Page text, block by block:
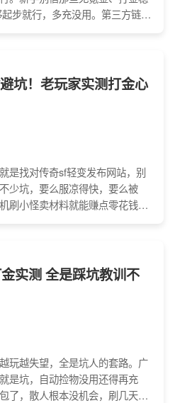
步就行，多充没用。第三方链接
坑！老玩家实测打金心
是找对传奇sf轻变发布网站，别
少坑，要么服凉得快，要么被
刷小怪卖材料就能赚点零花钱，
实测 全是踩坑教训不
玩越失望，全是坑人的套路。广
是坑，自动捡物没用还得再充
了，散人根本没机会，刷几天也